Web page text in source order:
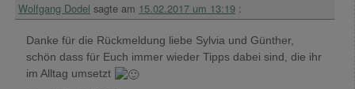
Wolfgang Dodel sagte am 15.02.2017 um 13:19 :
Danke für die Rückmeldung liebe Sylvia und Günther,
schön dass für Euch immer wieder Tipps dabei sind, die ihr
im Alltag umsetzt